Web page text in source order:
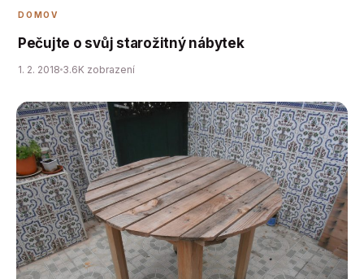
DOMOV
Pečujte o svůj starožitný nábytek
1. 2. 2018 3.6K zobrazení